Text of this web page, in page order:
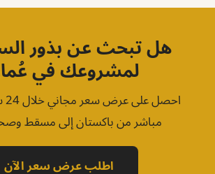
هل تبحث عن بذور
لمشروعك في
مباشر من باكستان إلى مسقط
اطلب عرض سعر الآن